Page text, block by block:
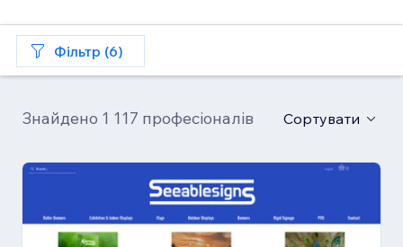
Фільтр (6)
Знайдено 1 117 професіоналів Сортувати